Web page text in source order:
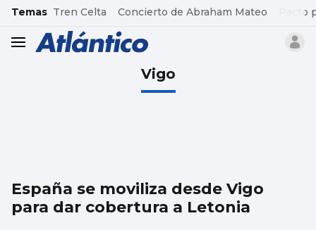
common.go-to-content
Temas Tren Celta Concierto de Abraham Mateo Pacto
header.menu.open
Vigo
España se moviliza desde Vigo
para dar cobertura a Letonia